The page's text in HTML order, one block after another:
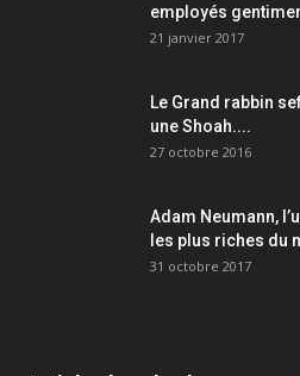
employés
21 janvier 2017
Le Grand rabbin
une Shoah....
27 octobre 2016
Adam Neumann,
les plus riches du
31 octobre 2017